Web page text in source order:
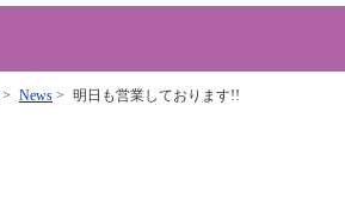
> News > 明日も営業しております!!